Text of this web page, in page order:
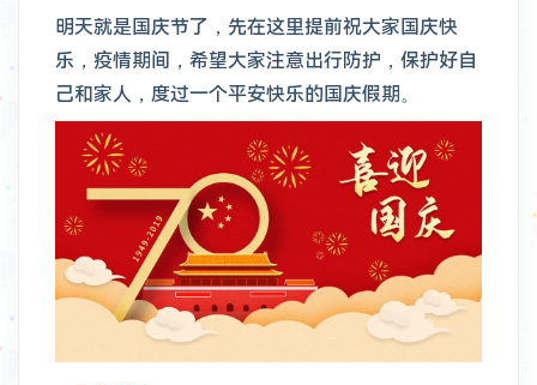
2年前：#相册
明天就是国庆节了，先在这里提前祝大家国庆快
乐，疫情期间，希望大家注意出行防护，保护好自
己和家人，度过一个平安快乐的国庆假期。